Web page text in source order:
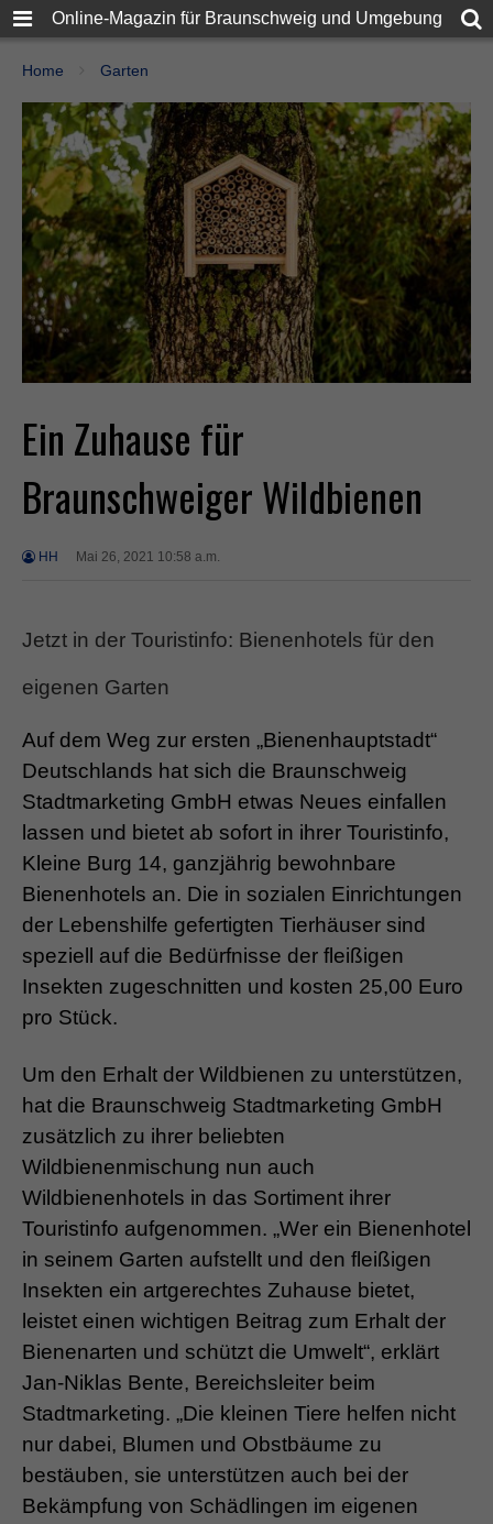
Online-Magazin für Braunschweig und Umgebung
Home Garten
Ein Zuhause für
Braunschweiger Wildbienen
HH Mai 26, 2021 10:58 a.m.
Jetzt in der Touristinfo: Bienenhotels für den
eigenen Garten
Auf dem Weg zur ersten „Bienenhauptstadt“
Deutschlands hat sich die Braunschweig
Stadtmarketing GmbH etwas Neues einfallen
lassen und bietet ab sofort in ihrer Touristinfo,
Kleine Burg 14, ganzjährig bewohnbare
Bienenhotels an. Die in sozialen Einrichtungen
der Lebenshilfe gefertigten Tierhäuser sind
speziell auf die Bedürfnisse der fleißigen
Insekten zugeschnitten und kosten 25,00 Euro
pro Stück.
Um den Erhalt der Wildbienen zu unterstützen,
hat die Braunschweig Stadtmarketing GmbH
zusätzlich zu ihrer beliebten
Wildbienenmischung nun auch
Wildbienenhotels in das Sortiment ihrer
Touristinfo aufgenommen. „Wer ein Bienenhotel
in seinem Garten aufstellt und den fleißigen
Insekten ein artgerechtes Zuhause bietet,
leistet einen wichtigen Beitrag zum Erhalt der
Bienenarten und schützt die Umwelt“, erklärt
Jan-Niklas Bente, Bereichsleiter beim
Stadtmarketing. „Die kleinen Tiere helfen nicht
nur dabei, Blumen und Obstbäume zu
bestäuben, sie unterstützen auch bei der
Bekämpfung von Schädlingen im eigenen